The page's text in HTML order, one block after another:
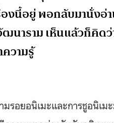
งนี้อยู่ พอกลับมานั่ง
ฒนาราม เห็นแล้วก็คิ
วามรู้
มรอยอนิเมะและการชูอนิ